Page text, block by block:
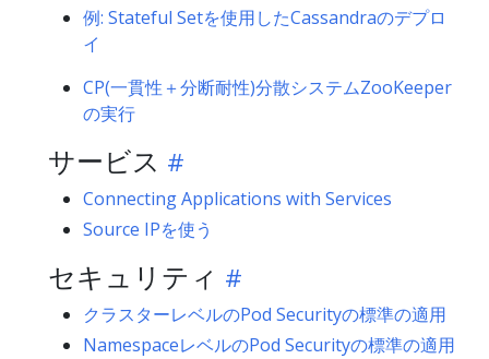
例: Stateful Setを使用したCassandraのデプロ
イ
CP(一貫性＋分断耐性)分散システムZooKeeper
の実行
サービス
Connecting Applications with Services
Source IPを使う
セキュリティ
クラスターレベルのPod Securityの標準の適用
NamespaceレベルのPod Securityの標準の適用